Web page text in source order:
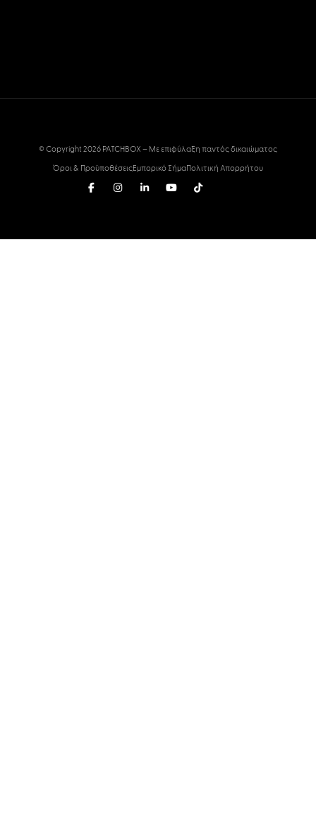
© Copyright 2026 PATCHBOX – Με επιφύλαξη παντός δικαιώματος
Όροι & ΠροϋποθέσειςΕμπορικό ΣήμαΠολιτική Απορρήτου